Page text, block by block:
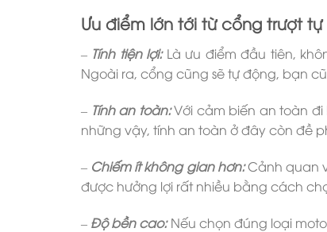
Ưu điểm lớn tới từ cổng trượt
– Tính tiện lợi:Là ưu điểm đầu tiên,
Ngoài ra, cổng cũng sẽ tự động, bạn
– Tính an toàn:Với cảm biến an toàn
những vậy, tính an toàn ở đây còn đề
– Chiếm ít không gian hơn:Cảnh quan
được hưởng lợi rất nhiều bằng cách
– Độ bền cao:Nếu chọn đúng loại